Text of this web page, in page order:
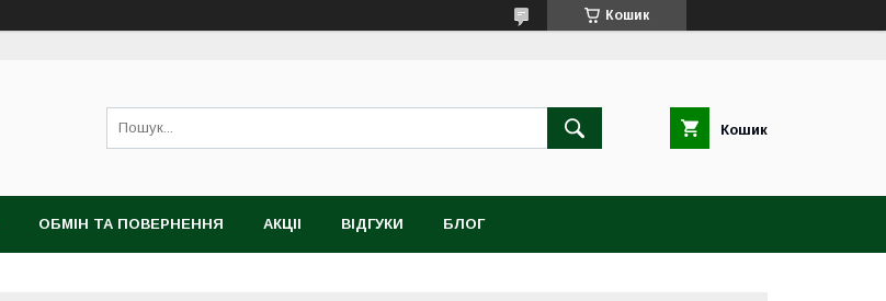
Кошик
Кошик
ОБМІН ТА ПОВЕРНЕННЯ АКЦІІ ВІДГУКИ БЛОГ